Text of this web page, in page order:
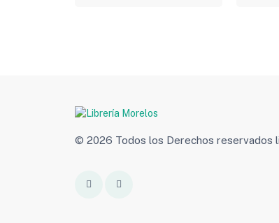
© 2026 Todos los Derechos reservados